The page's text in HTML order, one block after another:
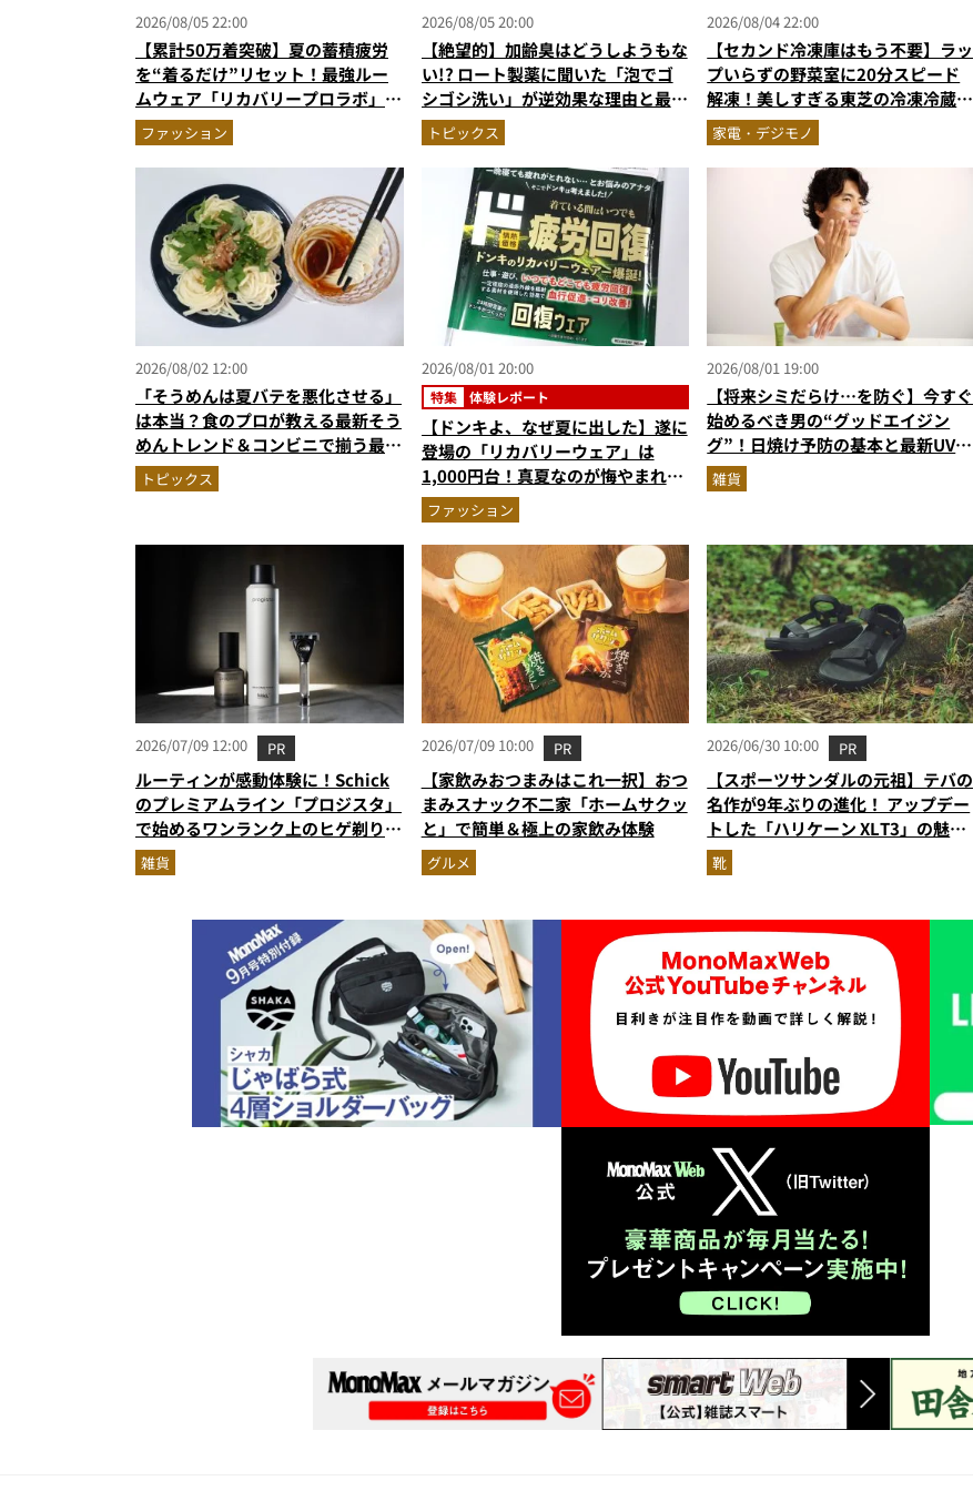
2026/08/05 22:00
【累計50万着突破】夏の蓄積疲労
を“着るだけ”リセット！最強ルー
ムウェア「リカバリープロラボ」に
新色登場
ファッション
2026/08/05 20:00
【絶望的】加齢臭はどうしようもな
い!? ロート製薬に聞いた「泡でゴ
シゴシ洗い」が逆効果な理由と最強
のニオイ対策
トピックス
2026/08/04 22:00
【セカンド冷凍庫はもう不要】ラッ
プいらずの野菜室に20分スピード
解凍！美しすぎる東芝の冷凍冷蔵庫
「フリーザ」を徹底解説／No.1モ
ノ雑誌編集長が選ぶ『センスがいい
家電』Vol.10
家電・デジモノ
2026/08/02 12:00
「そうめんは夏バテを悪化させる」
は本当？食のプロが教える最新そう
めんトレンド＆コンビニで揃う最強
の“夏バテ撃退飯”
トピックス
2026/08/01 20:00
特集 体験レポート
【ドンキよ、なぜ夏に出した】遂に
登場の「リカバリーウェア」は
1,000円台！真夏なのが悔やまれる
ほどハンパない“血行促進力”を自
腹レビュー
ファッション
2026/08/01 19:00
【将来シミだらけ…を防ぐ】今すぐ
始めるべき男の“グッドエイジン
グ”！日焼け予防の基本と最新UVア
イテムを美容家＆ブランド代表がプ
ロ目線で指南／大人の価値向上研究
雑貨
2026/07/09 12:00 PR
ルーティンが感動体験に！Schick
のプレミアムライン「プロジスタ」
で始めるワンランク上のヒゲ剃り習
慣
雑貨
2026/07/09 10:00 PR
【家飲みおつまみはこれ一択】おつ
まみスナック不二家「ホームサクッ
と」で簡単＆極上の家飲み体験
グルメ
2026/06/30 10:00 PR
【スポーツサンダルの元祖】テバの
名作が9年ぶりの進化！ アップデー
トした「ハリケーン XLT3」の魅力
を識者があらゆる角度から徹底解
説！
靴